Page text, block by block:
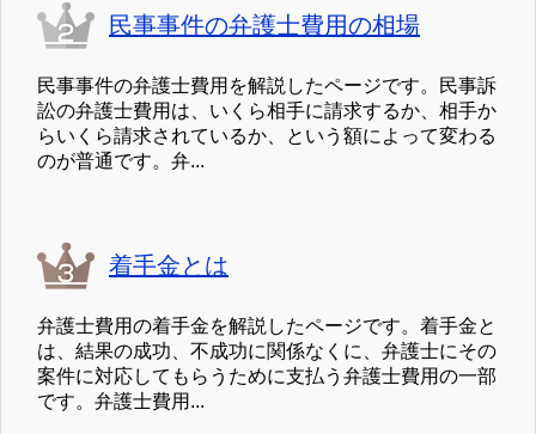
民事事件の弁護士費用の相場
民事事件の弁護士費用を解説したページです。民事訴
訟の弁護士費用は、いくら相手に請求するか、相手か
らいくら請求されているか、という額によって変わる
のが普通です。弁...
着手金とは
弁護士費用の着手金を解説したページです。着手金と
は、結果の成功、不成功に関係なくに、弁護士にその
案件に対応してもらうために支払う弁護士費用の一部
です。弁護士費用...